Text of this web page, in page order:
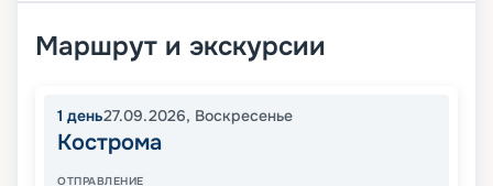
Маршрут и экскурсии
1 день27.09.2026, Воскресенье
Кострома
ОТПРАВЛЕНИЕ